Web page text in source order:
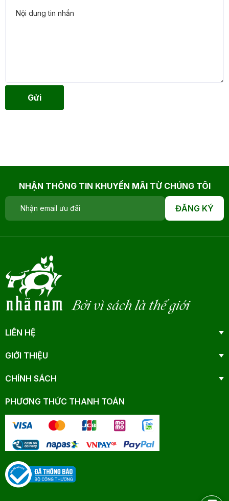
Gửi
NHẬN THÔNG TIN KHUYẾN MÃI TỪ CHÚNG TÔI
ĐĂNG KÝ
Bởi vì sách là thế giới
LIÊN HỆ
GIỚI THIỆU
CHÍNH SÁCH
PHƯƠNG THỨC THANH TOÁN